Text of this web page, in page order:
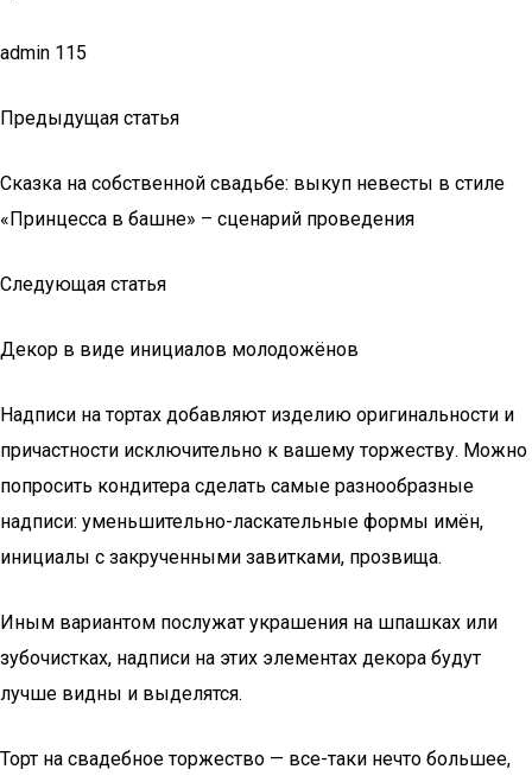
admin 115
Предыдущая статья
Сказка на собственной свадьбе: выкуп невесты в стиле
«Принцесса в башне» – сценарий проведения
Следующая статья
Декор в виде инициалов молодожёнов
Надписи на тортах добавляют изделию оригинальности и
причастности исключительно к вашему торжеству. Можно
попросить кондитера сделать самые разнообразные
надписи: уменьшительно-ласкательные формы имён,
инициалы с закрученными завитками, прозвища.
Иным вариантом послужат украшения на шпашках или
зубочистках, надписи на этих элементах декора будут
лучше видны и выделятся.
Торт на свадебное торжество — все-таки нечто большее,